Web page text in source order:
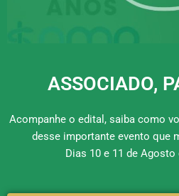
ASSOCIADO,
Acompanhe o edital, saiba como
desse importante evento que
Dias 10 e 11 de Agosto